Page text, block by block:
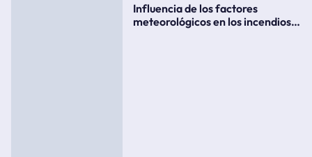
Influencia de los factores
meteorológicos en los incendios